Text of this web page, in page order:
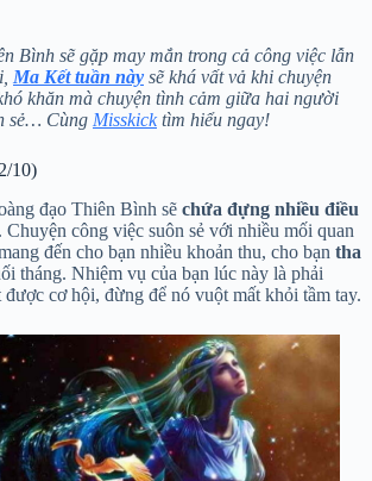
Bình sẽ gặp may mắn trong cả công việc lẫn
Ma Kết tuần này sẽ khá vất vả khi chuyện
khăn mà chuyện tình cảm giữa hai người
sẻ… Cùng Misskicktìm hiểu ngay!
10)
đạo Thiên Bình sẽ chứa đựng nhiều điều
Chuyện công việc suôn sẻ với nhiều mối quan
đến cho bạn nhiều khoản thu, cho bạn tha
tháng. Nhiệm vụ của bạn lúc này là phải
được cơ hội, đừng để nó vuột mất khỏi tầm tay.